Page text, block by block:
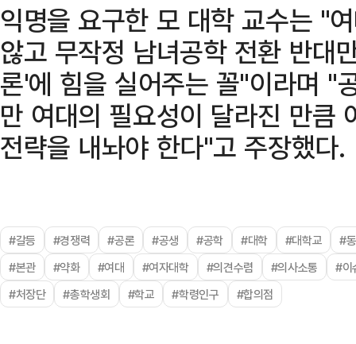
익명을 요구한 모 대학 교수는 "
않고 무작정 남녀공학 전환 반대
론'에 힘을 실어주는 꼴"이라며 "
만 여대의 필요성이 달라진 만큼
전략을 내놔야 한다"고 주장했다.
#갈등 #경쟁력 #공론 #공생 #공학 #대학 #대학교
#
#본관
#약화 #여대 #여자대학 #의견수렴 #의사소통
#이
#처장단
#총학생회 #학교 #학령인구 #합의점